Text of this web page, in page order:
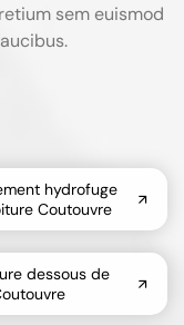
sem euismod
hydrofuge
Coutouvre
dessous de